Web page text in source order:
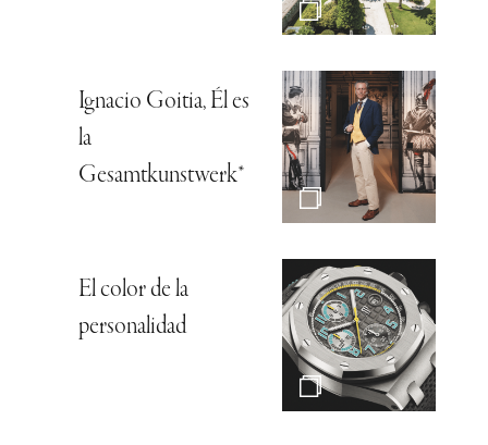
Ignacio Goitia, Él es
la
Gesamtkunstwerk*
El color de la
personalidad